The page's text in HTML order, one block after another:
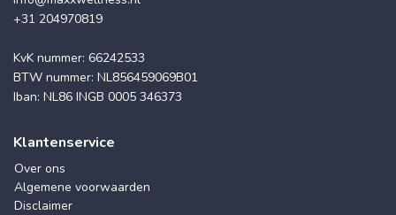
+31 204970819
KvK nummer: 66242533
BTW nummer: NL856459069B01
Iban: NL86 INGB 0005 346373
Klantenservice
Over ons
Algemene voorwaarden
Disclaimer